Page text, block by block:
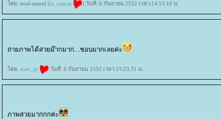
ดย: mod-tanoid (la_ongrat ) วันที่: 6 กันยายน 2552 เวลา:14:53:18 น.
ถ่ายภาพได้สวยม๊ากมาก....ชอบมากเลยค่ะ
ดย: auau_pi วันที่: 6 กันยายน 2552 เวลา:15:23:31 น.
ภาพสวยมากกกค่ะ